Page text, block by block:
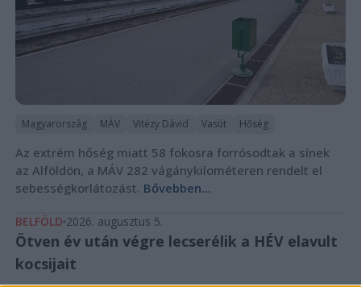
Magyarország MÁV Vitézy Dávid Vasút Hőség
Az extrém hőség miatt 58 fokosra forrósodtak a sínek
az Alföldön, a MÁV 282 vágánykilométeren rendelt el
sebességkorlátozást. Bővebben...
BELFÖLD 2026. augusztus 5.
Ötven év után végre lecserélik a HÉV elavult
kocsijait